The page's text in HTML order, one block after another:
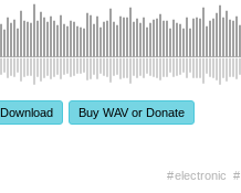
Download Buy WAV or Donate
electronic